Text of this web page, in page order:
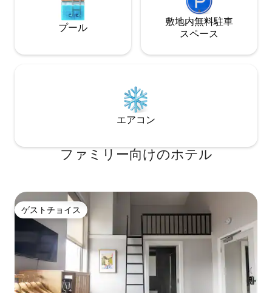
プール
敷地内無料駐⁠車
ス⁠ペ⁠ー⁠ス
エアコン
ファミリー向⁠け⁠のホ⁠テ⁠ル
ゲストチョイス
ゲストチョイス